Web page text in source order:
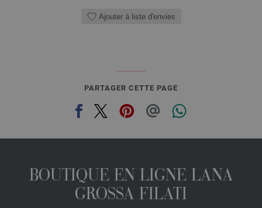
Ajouter à liste d'envies
PARTAGER CETTE PAGE
BOUTIQUE EN LIGNE LANA
GROSSA FILATI